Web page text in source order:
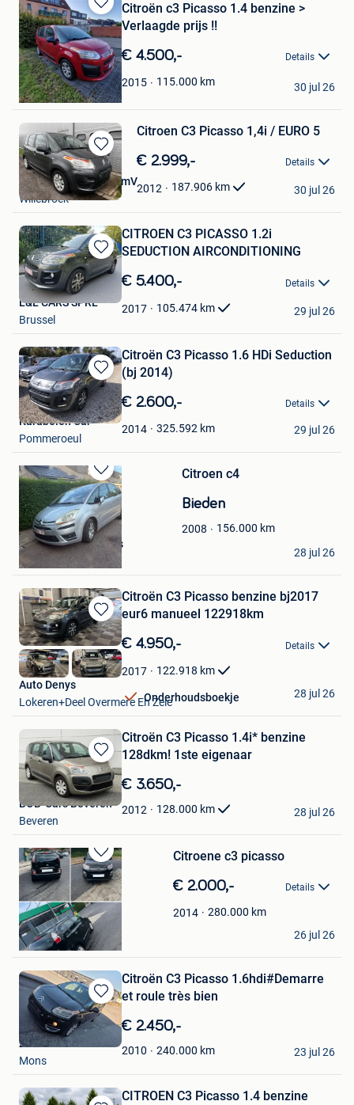
Bewaren
in
Mijn
Favorieten
Citroën c3 Picasso 1.4 benzine >
Verlaagde prijs !!
€ 4.500,- Details
2015 115.000 km
maxim
Wetteren
30 jul 26
Bewaren
in
Mijn
Favorieten
Citroen C3 Picasso 1,4i / EURO 5
€ 2.999,- Details
2012 187.906 km
SW Automotive CommV
Willebroek
30 jul 26
Bewaren
in
Mijn
Favorieten
CITROEN C3 PICASSO 1.2i
SEDUCTION AIRCONDITIONING
€ 5.400,- Details
2017 105.474 km
L&L CARS SPRL
Brussel
29 jul 26
Bewaren
in
Mijn
Favorieten
Citroën C3 Picasso 1.6 HDi Seduction
(bj 2014)
€ 2.600,- Details
2014 325.592 km
Karabelen Car
Pommeroeul
29 jul 26
Bewaren
in
Mijn
Favorieten
Citroen c4
Bieden
2008 156.000 km
Anouschka Bosmans
Tongeren
28 jul 26
Bewaren
in
Mijn
Favorieten
Citroën C3 Picasso benzine bj2017
eur6 manueel 122918km
€ 4.950,- Details
2017 122.918 km
Onderhoudsboekje
Auto Denys
Lokeren+Deel Overmere En Zele
28 jul 26
Bewaren
in
Mijn
Favorieten
Citroën C3 Picasso 1.4i* benzine
128dkm! 1ste eigenaar
€ 3.650,-
2012 128.000 km
BOB-Cars Beveren
Beveren
28 jul 26
Bewaren
in
Mijn
Favorieten
Citroene c3 picasso
€ 2.000,- Details
2014 280.000 km
Yassine Amouaouch
Quievrain
26 jul 26
Bewaren
in
Mijn
Favorieten
Citroën C3 Picasso 1.6hdi#Demarre
et roule très bien
€ 2.450,-
2010 240.000 km
ZAFER AUTO
Mons
23 jul 26
CITROEN C3 Picasso 1.4 benzine